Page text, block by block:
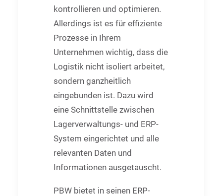
kontrollieren und optimieren.
Allerdings ist es für effiziente
Prozesse in Ihrem
Unternehmen wichtig, dass die
Logistik nicht isoliert arbeitet,
sondern ganzheitlich
eingebunden ist. Dazu wird
eine Schnittstelle zwischen
Lagerverwaltungs- und ERP-
System eingerichtet und alle
relevanten Daten und
Informationen ausgetauscht.
PBW bietet in seinen ERP-